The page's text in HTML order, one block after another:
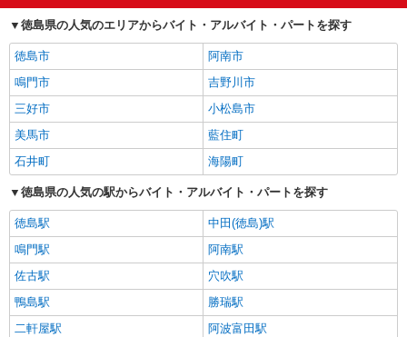
徳島県の人気のエリアからバイト・アルバイト・パートを探す
徳島市
阿南市
鳴門市
吉野川市
三好市
小松島市
美馬市
藍住町
石井町
海陽町
徳島県の人気の駅からバイト・アルバイト・パートを探す
徳島駅
中田(徳島)駅
鳴門駅
阿南駅
佐古駅
穴吹駅
鴨島駅
勝瑞駅
二軒屋駅
阿波富田駅